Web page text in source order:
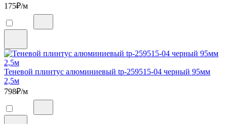
175₽/м
Теневой плинтус алюминиевый tp-259515-04 черный 95мм
2,5м
798₽/м